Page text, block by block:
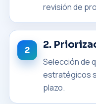
revisión de
2.
Selección de
estratégicos
plazo.